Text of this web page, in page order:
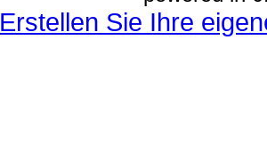
Erstellen Sie Ihre